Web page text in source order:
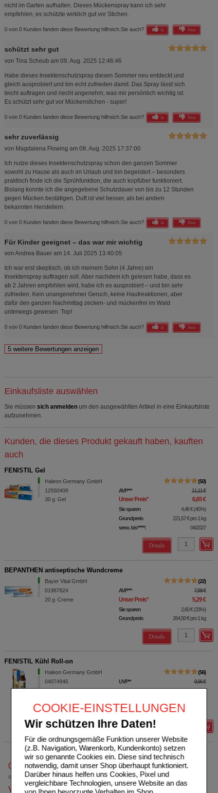
COOKIE-EINSTELLUNGEN
Wir schützen Ihre Daten!
Für die ordnungsgemäße Funktion unserer Website
(z.B. Navigation, Warenkorb, Kundenkonto) setzen
wir so genannte Cookies ein. Diese sind technisch
notwendig, damit unser Shop überhaupt funktioniert.
Darüber hinaus helfen uns Cookies, Pixel und
vergleichbare Technologien, unsere Website an das
nicht im Garten aufhalten. Dieses Mückenspray kann ich sehr
empfehlen, es schützte wirklich gut vor Stichen.
0 von 0 Kunden fanden diese Bewertung hilfreich. Sie auch? Ja Nein
schützt sehr gut
von Tina Scheub am 09. Aug. 2025 12:46:46
Habe dieses Insektenschutzspray diesen Sommer neu entdeckt und
gleich ausprobiert und bin echt zufrieden damit. Das Spray lässt sich
leicht auftragen und riecht angenehm, was mir persönlich wichtig ist.
Es schützt sehr gut vor Mückenstichen - super!
0 von 0 Kunden fanden diese Bewertung hilfreich. Sie auch? Ja Nein
sehr zuverlässig
von Magdalena Flowing am 08. Aug. 2025 17:37:00
Ich nutze dieses Insektenschutzspray schon den ganzen Sommer
sowohl zu Hause als auch im Urlaub und bin begeistert – besonders
praktisch finde ich die Sprühfunktion, die auch kopfüber funktioniert.
Bislang konnte ich die angegebene Schutzdauer von bis zu 12 Stunden
gegen Mücken bestätigen. Duft ist viel besser, als bei andern
bekannten Herstellern.
0 von 0 Kunden fanden diese Bewertung hilfreich. Sie auch? Ja Nein
Für Kinder geeignet – das war mir wichtig
von Andrea Baueram 14. Juli 2025 13:40:05
Ich war erst skeptisch, ob ich meinem Sohn (4 Jahre) ein
Insektenspray auftragen soll. Aber nachdem ich gelesen habe, dass es
ab 2 Jahren empfohlen wird, habe ich es ausprobiert – und bin sehr
zufrieden. Kein unangenehmer Geruch, keine Hautreaktionen, aber
dafür den ganzen Nachmittag zecken- und mückenfrei im Wald
unterwegs gewesen. Top!
0 von 0 Kunden fanden diese Bewertung hilfreich.Sie auch? Ja Nein
Einkaufsliste auswählen
Sie müssen sich anmelden um den ausgewählten Artikel in eine Einkaufsliste
aufzunehmen.
Kunden, die dieses Produkt gekauft haben, kauften
auch
FENISTIL Gel
Haleon Germany GmbH
12550409
30 g Gel
50
AVP*** 11,11 €
Unser Preis* 6,65 €
Sie sparen 4,46 € (40%)
Grundpreis
221,67 €pro 1 kg
verw. bis*****:
04/2027
Details
BEPANTHEN antiseptische Wundcreme
Bayer Vital GmbH
01987824
20 g Creme
22
AVP*** 7,89 €
Unser Preis* 5,29 €
Sie sparen 2,60 € (33%)
Grundpreis
264,50 €pro 1 kg
Details
FENISTIL Kühl Roll-on
Haleon Germany GmbH
04074946
8ml Gel
56
UVP** 9,96 €
Unser Preis* 7,97 €
Grundpreis
996,25 €
Details
0800-10 11 422
gebührenfreie Rufnummer
Versandkostenfrei